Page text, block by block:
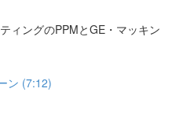
ィングのPPMとGE・マッキン
ン (7:12)